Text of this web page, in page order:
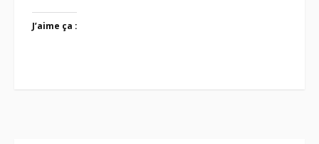
J’aime ça :